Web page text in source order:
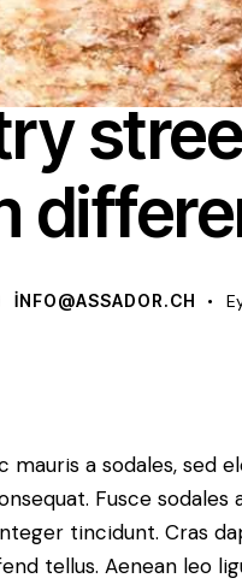
STREET
INFO@ASSADOR.CH
mauris a sodales, sed
Fusce
tincidunt. Cras
tellus. Aenean leo